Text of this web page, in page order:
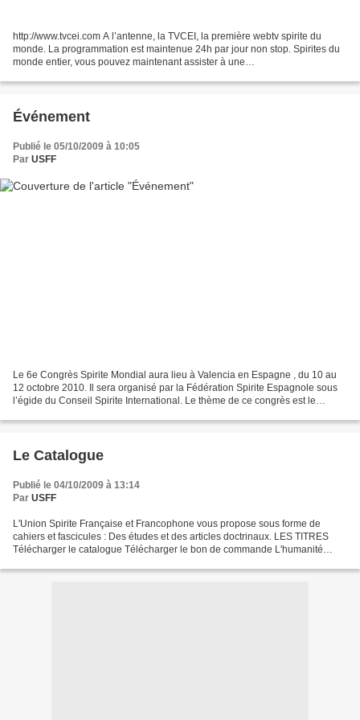
http://www.tvcei.com A l’antenne, la TVCEI, la première webtv spirite du
monde. La programmation est maintenue 24h par jour non stop. Spirites du
monde entier, vous pouvez maintenant assister à une
Événement
Publié le 05/10/2009 à 10:05
Par USFF
Le 6e Congrès Spirite Mondial aura lieu à Valencia en Espagne , du 10 au
12 octobre 2010. Il sera organisé par la Fédération Spirite Espagnole sous
l’égide du Conseil Spirite International. Le thème de ce congrès est le
Le Catalogue
Publié le 04/10/2009 à 13:14
Par USFF
L'Union Spirite Française et Francophone vous propose sous forme de
cahiers et fascicules : Des études et des articles doctrinaux. LES TITRES
Télécharger le catalogue Télécharger le bon de commande L'humanité